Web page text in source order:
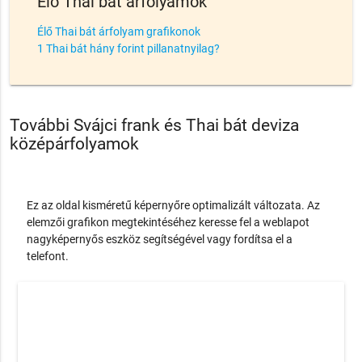
Élő Thai bát árfolyam grafikonok
1 Thai bát hány forint pillanatnyilag?
További Svájci frank és Thai bát deviza
középárfolyamok
Ez az oldal kisméretű képernyőre optimalizált változata. Az
elemzői grafikon megtekintéséhez keresse fel a weblapot
nagyképernyős eszköz segítségével vagy fordítsa el a
telefont.